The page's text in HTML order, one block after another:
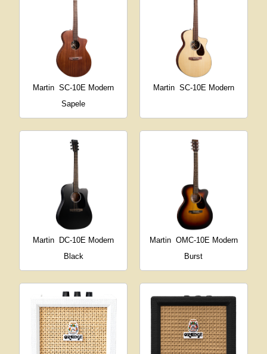
Martin SC-10E Modern
Sapele
Martin SC-10E Modern
Martin
DC-10E Modern
Black
Martin OMC-10E Modern
Burst